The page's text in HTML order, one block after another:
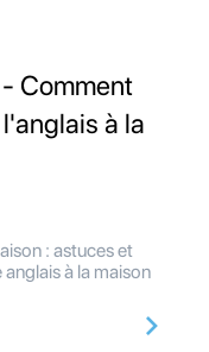
Comment
à la
: astuces et
à la maison